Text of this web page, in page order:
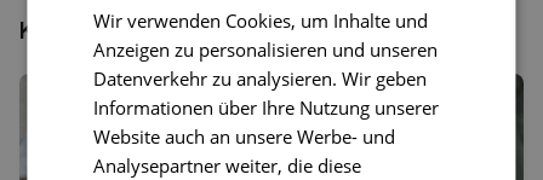
Könnte dir auch gefallen
Wir verwenden Cookies, um Inhalte und
Anzeigen zu personalisieren und unseren
Datenverkehr zu analysieren. Wir geben
Informationen über Ihre Nutzung unserer
Website auch an unsere Werbe- und
Analysepartner weiter, die diese